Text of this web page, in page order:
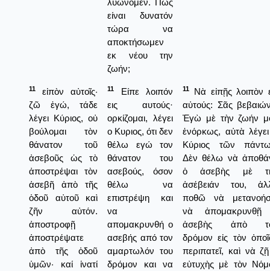
λυώνομεν. Πως
είναι δυνατόν
τώρα να
αποκτήσωμεν
εκ νέου την
ζωήν;
11
εἰπὸν αὐτοῖς·
ζῶ ἐγώ, τάδε
λέγει Κύριος, οὐ
βούλομαι τὸν
θάνατον τοῦ
ἀσεβοῦς ὡς τὸ
ἀποστρέψαι τὸν
ἀσεβῆ ἀπὸ τῆς
ὁδοῦ αὐτοῦ καὶ
ζῆν αὐτόν.
ἀποστροφῇ
ἀποστρέψατε
ἀπὸ τῆς ὁδοῦ
ὑμῶν· καί ἱνατί
11
Είπε λοιπόν
εις αυτούς·
ορκίζομαι, λέγει
ο Κυριος, ότι δεν
θέλω εγώ τον
θάνατον του
ασεβούς, όσον
θέλω να
επιστρέψη και
να
απομακρυνθή ο
ασεβής από τον
αμαρτωλόν του
δρόμον και να
11
Νὰ εἰπῇς λοιπὸν
αὐτούς: Σᾶς
Ἐγὼ μὲ τὴν ζωήν
ἐνόρκως, αὐτὰ
Κύριος τῶν
Δὲν θέλω νὰ
ὁ ἀσεβὴς μὲ
ἀσέβειάν του,
ποθῶ νὰ
νὰ
ἀσεβὴς ἀπὸ
δρόμον εἰς τὸν
περιπατεῖ, καὶ νὰ
εὐτυχὴς μὲ τὸν